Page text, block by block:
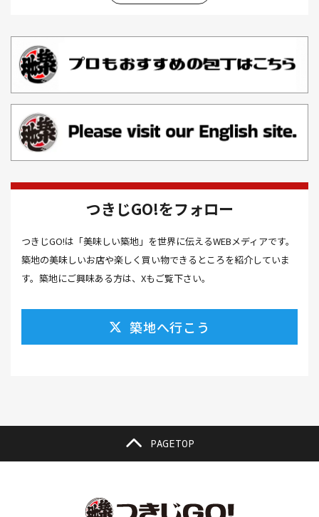
お正月料理(20）
お汁粉 レシピ(1）
お肉(2） お花見(2） お茶(1） お雑煮(1）
お風呂(1） お餅(1） お魚捌き教室(1） かき氷(3）
カシューナッツ(2） カツオ 食べ方(1）
カツオのたたき(1） カツカレー(2） カニ(7）
カフェラテ(1） かまぼこ(1）
カラスミ(1） カルパッチョ(1） カレー(5）
ギフト(6） キムチ レシピ(1）
グルメ(11）
ケーキ(3） ケーキ屋(1） コーヒー(7）
つきじGO!をフォロー
つきじGO!は「美味しい築地」を世界に伝えるWEBメディアです。
築地の美味しいお店や楽しく買い物できるところを紹介していま
す。築地にご興味ある方は、Xもご覧下さい。
築地へ行こう
PAGETOP